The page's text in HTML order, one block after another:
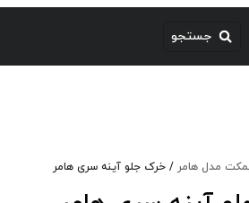
مدل هامر / خرک جلو آینه سری هامر